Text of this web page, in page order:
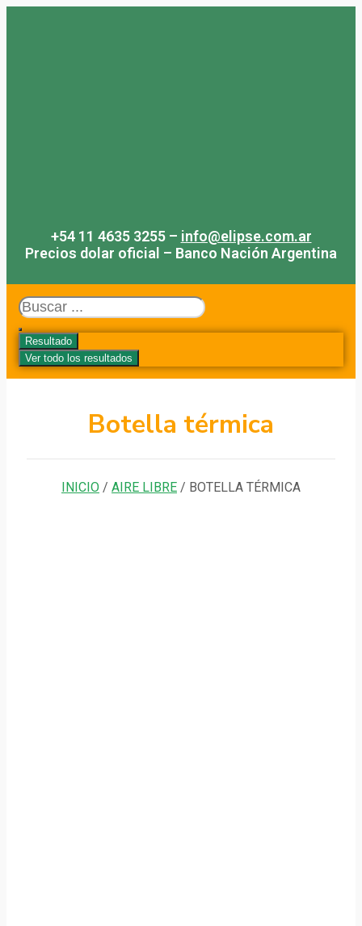
+54 11 4635 3255 – info@elipse.com.ar
Precios dolar oficial – Banco Nación Argentina
Search
...
Resultado
Ver todo los resultados
Botella térmica
INICIO / AIRE LIBRE / BOTELLA TÉRMICA